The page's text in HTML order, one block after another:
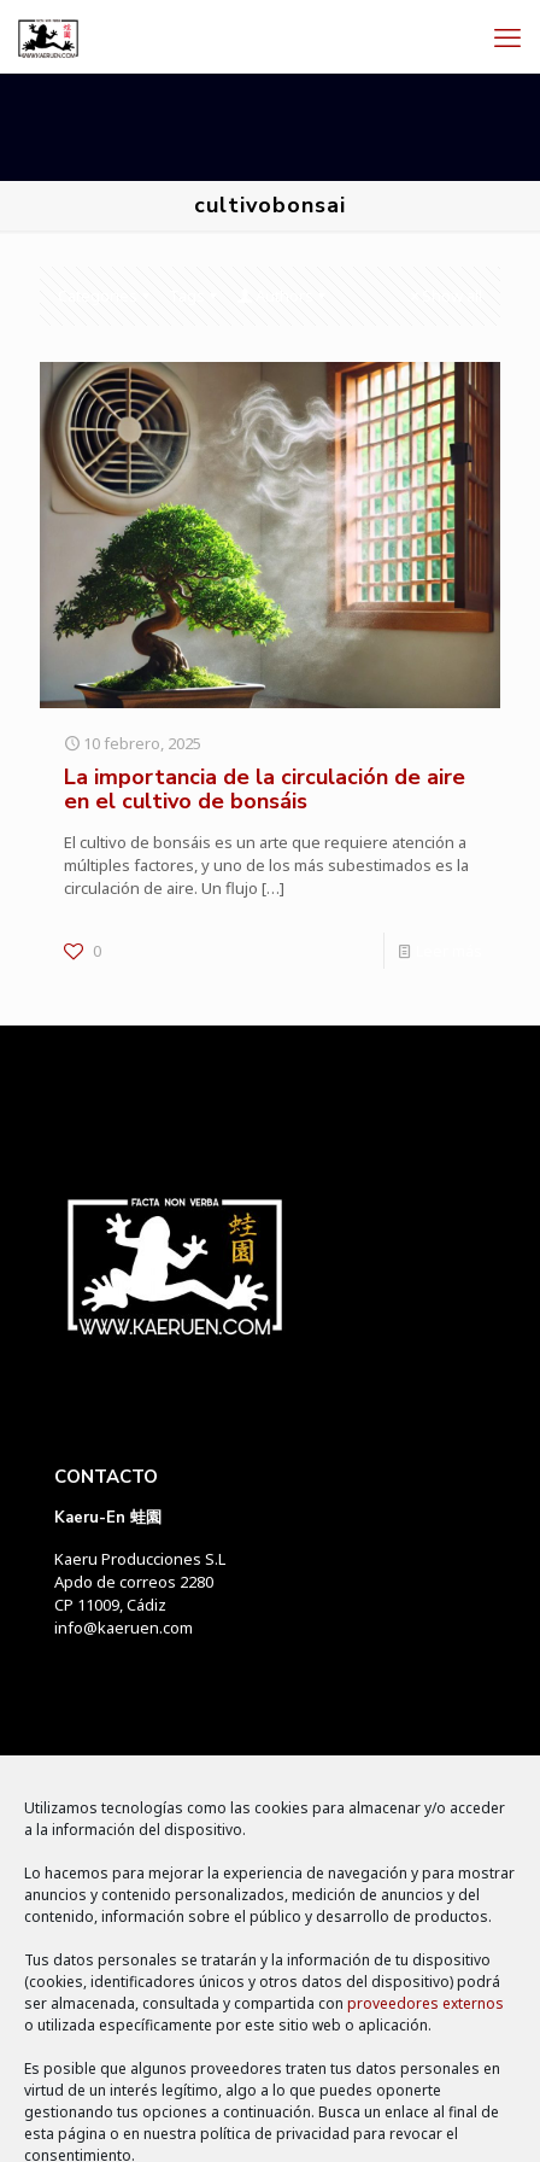
Utilizamos tecnologías como las cookies para almacenar y/o acceder
a la información del dispositivo.
Lo hacemos para mejorar la experiencia de navegación y para mostrar
anuncios y contenido personalizados, medición de anuncios y del
contenido, información sobre el público y desarrollo de productos.
Tus datos personales se tratarán y la información de tu dispositivo
(cookies, identificadores únicos y otros datos del dispositivo) podrá
ser almacenada, consultada y compartida con proveedores externos
o utilizada específicamente por este sitio web o aplicación.
Es posible que algunos proveedores traten tus datos personales en
virtud de un interés legítimo, algo a lo que puedes oponerte
gestionando tus opciones a continuación. Busca un enlace al final de
esta página o en nuestra política de privacidad para revocar el
consentimiento.
cultivobonsai
10 febrero, 2025
La importancia de la circulación de aire
en el cultivo de bonsáis
El cultivo de bonsáis es un arte que requiere atención a
múltiples factores, y uno de los más subestimados es la
circulación de aire. Un flujo […]
0
CONTACTO
Kaeru-En 蛙園
Kaeru Producciones S.L
Apdo de correos 2280
CP 11009, Cádiz
info@kaeruen.com
Política de cookies
Aviso legal
Política de privacidad